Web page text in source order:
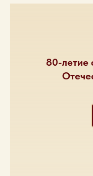
80-летие